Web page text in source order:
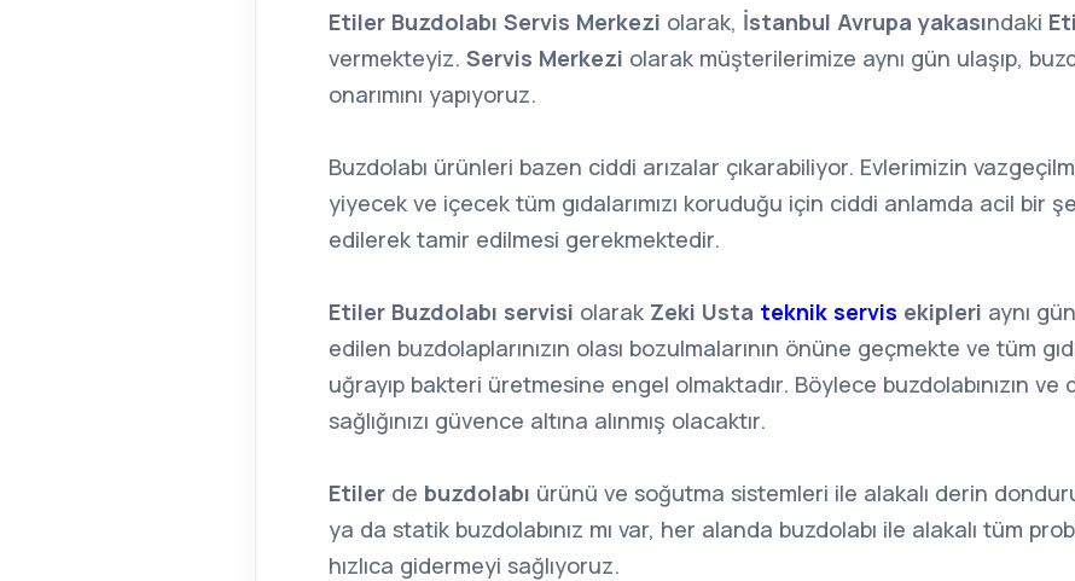
Etiler Buzdolabı Servis Merkezi olarak, İstanbul Avrupa yakasındaki
vermekteyiz. Servis Merkezi olarak müşterilerimize aynı gün ulaşıp,
onarımını yapıyoruz.
Buzdolabı ürünleri bazen ciddi arızalar çıkarabiliyor. Evlerimizin
yiyecek ve içecek tüm gıdalarımızı koruduğu için ciddi anlamda acil bir
edilerek tamir edilmesi gerekmektedir.
Etiler Buzdolabı servisi olarak Zeki Usta teknik servis ekipleri aynı
edilen buzdolaplarınızın olası bozulmalarının önüne geçmekte ve tüm
uğrayıp bakteri üretmesine engel olmaktadır. Böylece buzdolabınızın ve
sağlığınızı güvence altına alınmış olacaktır.
Etiler de buzdolabı ürünü ve soğutma sistemleri ile alakalı derin
ya da statik buzdolabınız mı var, her alanda buzdolabı ile alakalı tüm
hızlıca gidermeyi sağlıyoruz.